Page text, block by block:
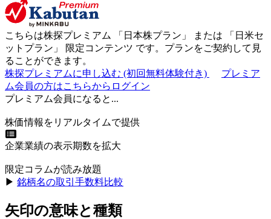
こちらは株探プレミアム 「 日本株プラン 」 または 「 日米セ
ットプラン 」 限定コンテンツ です。プランをご契約して見
ることができます。
株探プレミアムに申し込む (初回無料体験付き)
プレミア
ム会員の方はこちらからログイン
プレミアム会員になると...
株価情報をリアルタイムで提供
企業業績の表示期数を拡大
限定コラムが読み放題
▶︎ 銘柄名の取引手数料比較
矢印の意味と種類